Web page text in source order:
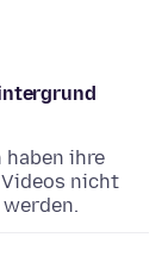
haben ihre
nicht